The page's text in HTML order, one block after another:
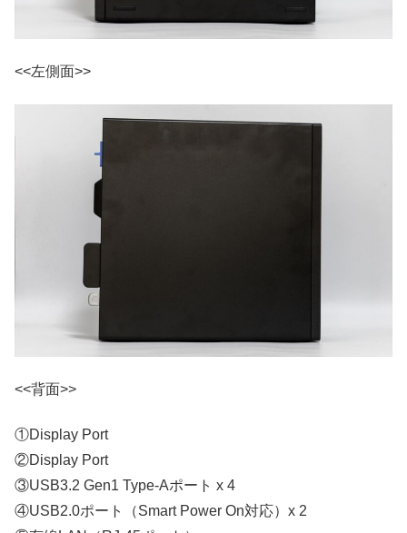
<<左側面>>
<<背面>>
①Display Port
②Display Port
③USB3.2 Gen1 Type-Aポート x 4
④USB2.0ポート（Smart Power On対応）x 2